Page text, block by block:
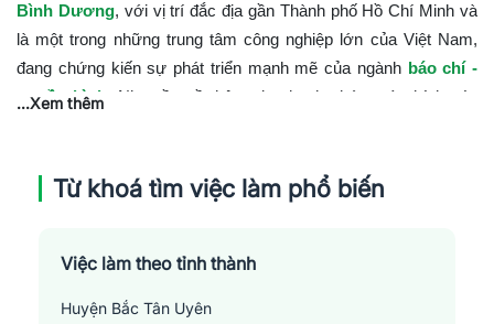
Bình Dương, với vị trí đắc địa gần Thành phố Hồ Chí Minh và
là một trong những trung tâm công nghiệp lớn của Việt Nam,
đang chứng kiến sự phát triển mạnh mẽ của ngành báo chí -
truyền hình
. Nhu cầu về thông tin nhanh chóng và chính xác
Vị Trí và Mức Lương trong Ngành Báo chí -
Cơ hội việc làm trong lĩnh vực báo chí và truyền hình tại Bình
...Xem thêm
Từ khoá tìm việc làm phổ biến
Việc làm theo tỉnh thành
Huyện Bắc Tân Uyên